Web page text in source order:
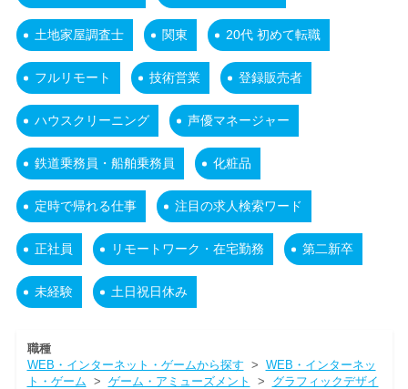
土地家屋調査士 関東 20代 初めて転職
フルリモート 技術営業 登録販売者
ハウスクリーニング 声優マネージャー
鉄道乗務員・船舶乗務員 化粧品
定時で帰れる仕事 注目の求人検索ワード
正社員 リモートワーク・在宅勤務 第二新卒
未経験 土日祝日休み
職種
WEB・インターネット・ゲームから探す > WEB・インターネッ
ト・ゲーム > ゲーム・アミューズメント > グラフィックデザイ